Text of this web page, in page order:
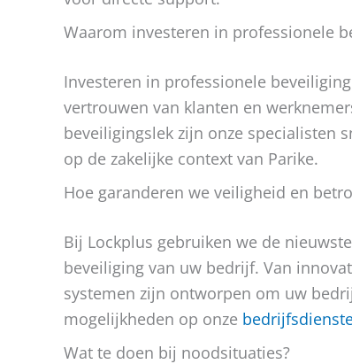
Waarom investeren in professionele
Investeren in professionele
vertrouwen van klanten en
beveiligingslek zijn onze specialisten
op de zakelijke context van Parike.
Hoe garanderen we veiligheid en
Bij Lockplus gebruiken we de
beveiliging van uw bedrijf. Van
systemen zijn ontworpen om uw
mogelijkheden op onze
Wat te doen bij noodsituaties?